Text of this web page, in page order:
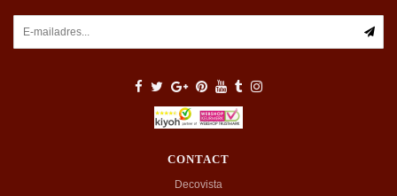
CONTACT
Decovista